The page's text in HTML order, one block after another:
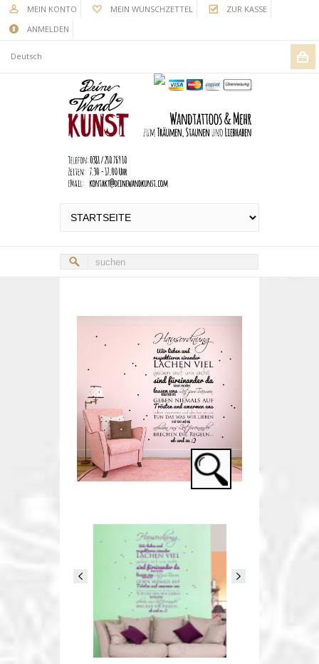
MEIN KONTO MEIN WUNSCHZETTEL
ZUR KASSE
ANMELDEN
Deutsch